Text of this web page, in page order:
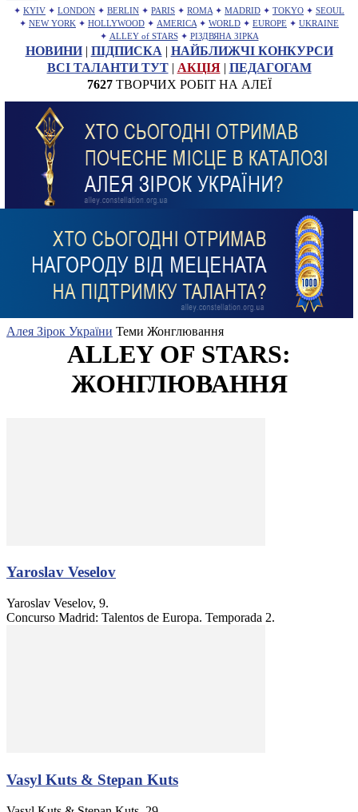
✦ KYIV ✦ LONDON ✦ BERLIN ✦ PARIS ✦ ROMA ✦ MADRID ✦ TOKYO ✦ SEOUL
✦ NEW YORK ✦ HOLLYWOOD ✦ AMERICA ✦ WORLD ✦ EUROPE ✦ UKRAINE
✦ ALLEY of STARS ✦ РІЗДВЯНА ЗІРКА
НОВИНИ| ПІДПИСКА | НАЙБЛИЖЧІ КОНКУРСИ
ВСІ ТАЛАНТИ ТУТ| АКЦІЯ| ПЕДАГОГАМ
7627ТВОРЧИХ РОБІТ НА АЛЕЇ
Алея Зірок України Теми Жонглювання
ALLEY OF STARS:
ЖОНГЛЮВАННЯ
Yaroslav Veselov
Yaroslav Veselov, 9.
Concurso Madrid: Talentos de Europa. Temporada 2.
Vasyl Kuts & Stepan Kuts